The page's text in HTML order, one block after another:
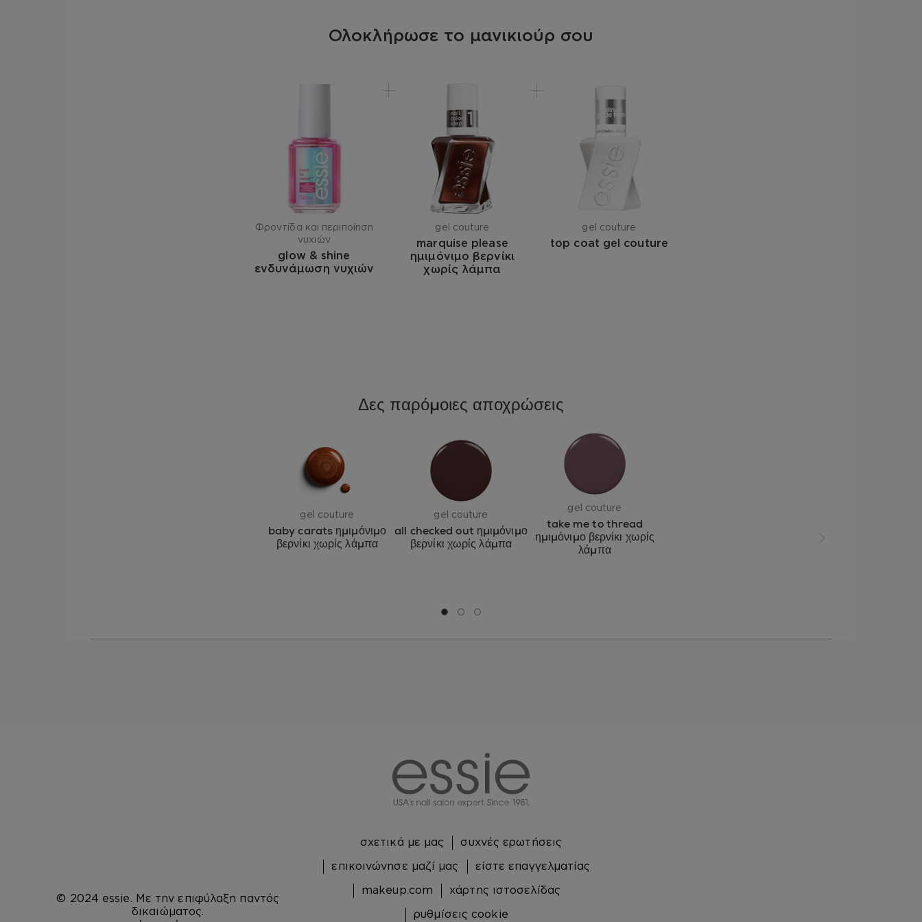
Ολοκλήρωσε το μανικιούρ σου
Φροντίδα και περιποίηση
νυχιών
glow & shine
ενδυνάμωση νυχιών
gel couture
marquise please
ημιμόνιμο βερνίκι
χωρίς λάμπα
gel couture
top coat gel couture
Δες παρόμοιες αποχρώσεις
gel couture
baby carats ημιμόνιμο
βερνίκι χωρίς λάμπα
gel couture
all checked out ημιμόνιμο
βερνίκι χωρίς λάμπα
gel couture
take me to thread
ημιμόνιμο βερνίκι χωρίς
λάμπα
Μετάβαση σε διαφάνεια 0
Μετάβαση σε διαφάνεια 1
Μετάβαση σε διαφάνεια 2
© 2024 essie. Με την επιφύλαξη παντός
δικαιώματος.
σχετικά με μας
συχνές ερωτήσεις
επικοινώνησε μαζί μας
είστε επαγγελματίας
makeup.com
χάρτης ιστοσελίδας
ρυθμίσεις cookie